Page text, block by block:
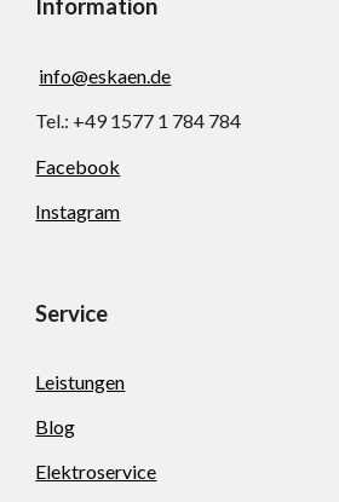
Information
info@eskaen.de
Tel.: +49 1577 1 784 784
Facebook
Instagram
Service
Leistungen
Blog
Elektroservice